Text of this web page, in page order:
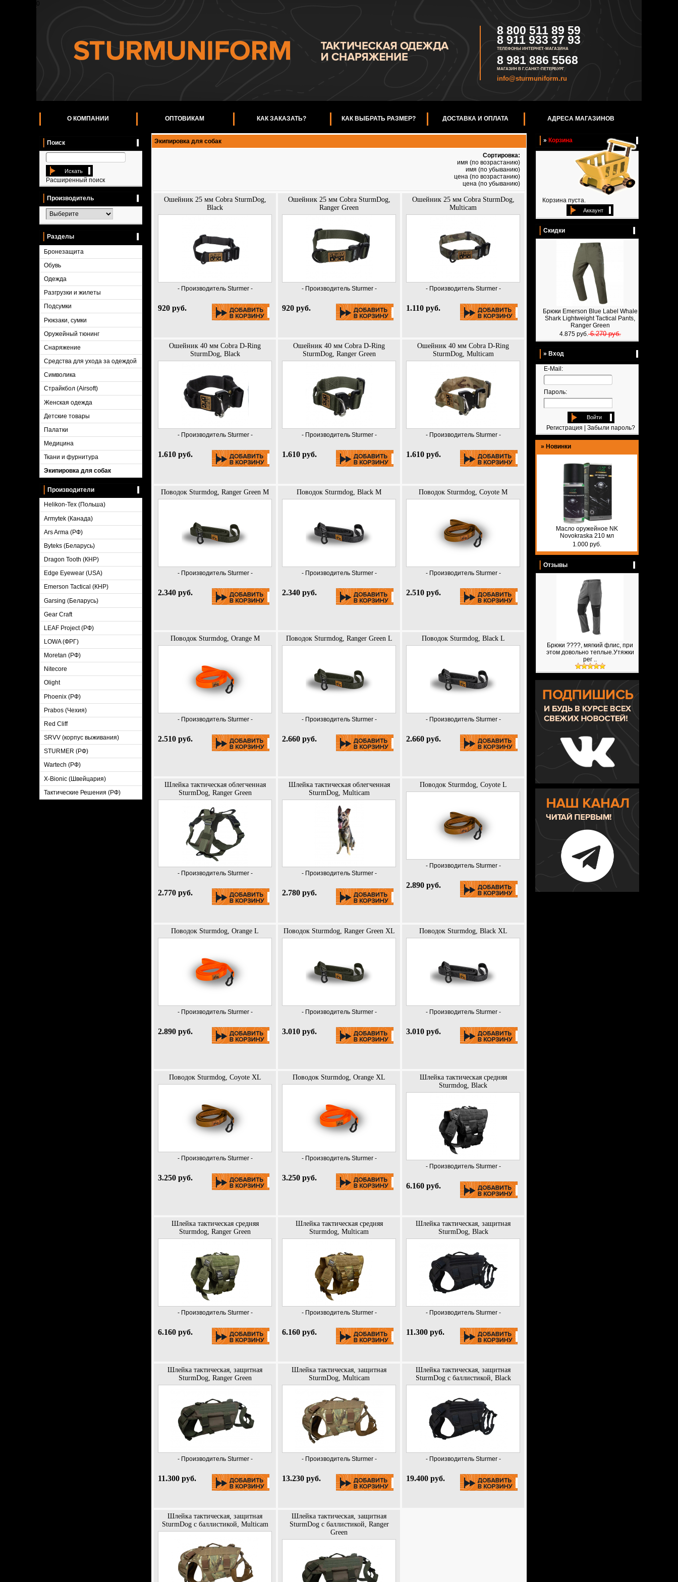
0
8 800 511 89 59
8 911 933 37 93
ТЕЛЕФОНЫ ИНТЕРНЕТ-МАГАЗИНА
8 981 886 5568
МАГАЗИН В Г.САНКТ-ПЕТЕРБУРГ
info@sturmuniform.ru
О КОМПАНИИ ОПТОВИКАМ КАК ЗАКАЗАТЬ? КАК ВЫБРАТЬ РАЗМЕР? ДОСТАВКА И ОПЛАТА АДРЕСА МАГАЗИНОВ
Экипировка для собак
Сортировка:
имя (по возрастанию)
имя (по убыванию)
цена (по возрастанию)
цена (по убыванию)
Ошейник 25 мм Cobra SturmDog,
Black
- Производитель Sturmer -
920 руб.
Ошейник 25 мм Cobra SturmDog,
Ranger Green
- Производитель Sturmer -
920 руб.
Ошейник 25 мм Cobra SturmDog,
Multicam
- Производитель Sturmer -
1.110 руб.
Ошейник 40 мм Cobra D-Ring
SturmDog, Black
- Производитель Sturmer -
1.610 руб.
Ошейник 40 мм Cobra D-Ring
SturmDog, Ranger Green
- Производитель Sturmer -
1.610 руб.
Ошейник 40 мм Cobra D-Ring
SturmDog, Multicam
- Производитель Sturmer -
1.610 руб.
Поводок Sturmdog, Ranger Green M
- Производитель Sturmer -
2.340 руб.
Поводок Sturmdog, Black M
- Производитель Sturmer -
2.340 руб.
Поводок Sturmdog, Coyote M
- Производитель Sturmer -
2.510 руб.
Поводок Sturmdog, Orange M
- Производитель Sturmer -
2.510 руб.
Поводок Sturmdog, Ranger Green L
- Производитель Sturmer -
2.660 руб.
Поводок Sturmdog, Black L
- Производитель Sturmer -
2.660 руб.
Шлейка тактическая облегченная
SturmDog, Ranger Green
- Производитель Sturmer -
2.770 руб.
Шлейка тактическая облегченная
SturmDog, Multicam
- Производитель Sturmer -
2.780 руб.
Поводок Sturmdog, Coyote L
- Производитель Sturmer -
2.890 руб.
Поводок Sturmdog, Orange L
- Производитель Sturmer -
2.890 руб.
Поводок Sturmdog, Ranger Green XL
- Производитель Sturmer -
3.010 руб.
Поводок Sturmdog, Black XL
- Производитель Sturmer -
3.010 руб.
Поводок Sturmdog, Coyote XL
- Производитель Sturmer -
3.250 руб.
Поводок Sturmdog, Orange XL
- Производитель Sturmer -
3.250 руб.
Шлейка тактическая средняя
Sturmdog, Black
- Производитель Sturmer -
6.160 руб.
Шлейка тактическая средняя
Sturmdog, Ranger Green
- Производитель Sturmer -
6.160 руб.
Шлейка тактическая средняя
Sturmdog, Multicam
- Производитель Sturmer -
6.160 руб.
Шлейка тактическая, защитная
SturmDog, Black
- Производитель Sturmer -
11.300 руб.
Шлейка тактическая, защитная
SturmDog, Ranger Green
- Производитель Sturmer -
11.300 руб.
Шлейка тактическая, защитная
SturmDog, Multicam
- Производитель Sturmer -
13.230 руб.
Шлейка тактическая, защитная
SturmDog с баллистикой, Black
- Производитель Sturmer -
19.400 руб.
Шлейка тактическая, защитная
SturmDog с баллистикой, Multicam
Шлейка тактическая, защитная
SturmDog с баллистикой, Ranger
Green
Поиск
Искать
Расширенный поиск
Производитель
Разделы
Бронезащита
Обувь
Одежда
Разгрузки и жилеты
Подсумки
Рюкзаки, сумки
Оружейный тюнинг
Снаряжение
Средства для ухода за одеждой
Символика
Страйкбол (Airsoft)
Женская одежда
Детские товары
Палатки
Медицина
Ткани и фурнитура
Экипировка для собак
Производители
Helikon-Tex (Польша)
Armytek (Канада)
Ars Arma (РФ)
Byteks (Беларусь)
Dragon Tooth (КНР)
Edge Eyewear (USA)
Emerson Tactical (КНР)
Garsing (Беларусь)
Gear Craft
LEAF Project (РФ)
LOWA (ФРГ)
Moretan (РФ)
Nitecore
Olight
Phoenix (РФ)
Prabos (Чехия)
Red Cliff
SRVV (корпус выживания)
STURMER (РФ)
Wartech (РФ)
X-Bionic (Швейцария)
Тактические Решения (РФ)
» Корзина
Корзина пуста.
Аккаунт
Скидки
Брюки Emerson Blue Label Whale
Shark Lightweight Tactical Pants,
Ranger Green
4.875 руб.6.270 руб.
» Вход
E-Mail:
Пароль:
Войти
Регистрация |Забыли пароль?
» Новинки
Масло оружейное NK
Novokraska 210 мл
1.000 руб.
Отзывы
Брюки ????, мягкий флис, при
этом довольно теплые.Утяжки
рег ..